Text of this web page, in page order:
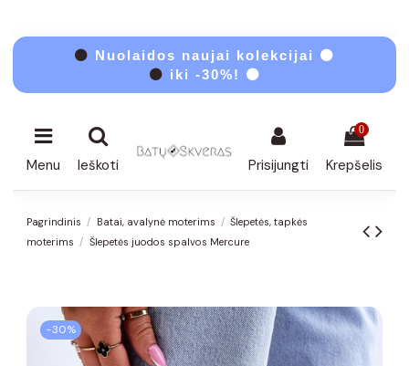
⚫ Nuolaidos naujai kolekcijai ⚫
⚫ iki -30%! ⚫
Menu Ieškoti Prisijungti
0
Krepšelis
Pagrindinis Batai, avalynė moterims
Šlepetės, tapkės
moterims
Šlepetės juodos spalvos Mercure
−30%